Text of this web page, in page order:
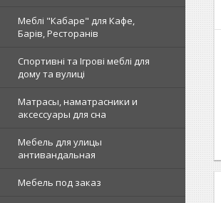
Меблі "Кабаре" для Кафе,
Барів, Ресторанів
Спортивні та Ігрові меблі для
дому та вулиці
Матрасы, наматрасники и
аксессуары для сна
Мебель для улицы
антивандальная
Мебель под заказ